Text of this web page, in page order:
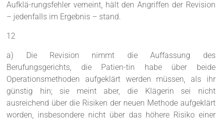
Aufklä-rungsfehler verneint, hält den Angriffen der Revision
– jedenfalls im Ergebnis – stand.
12
a) Die Revision nimmt die Auffassung des
Berufungsgerichts, die Patien-tin habe über beide
Operationsmethoden aufgeklärt werden müssen, als ihr
günstig hin; sie meint aber, die Klägerin sei nicht
ausreichend über die Risiken der neuen Methode aufgeklärt
worden, insbesondere nicht über das höhere Risiko einer